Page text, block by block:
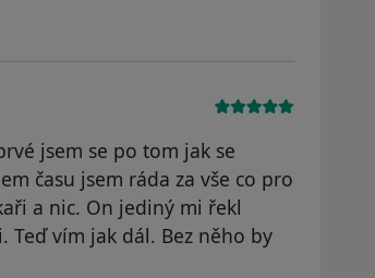
jsem se po tom jak se
času jsem ráda za vše co pro
a nic. On jediný mi řekl
vím jak dál. Bez něho by